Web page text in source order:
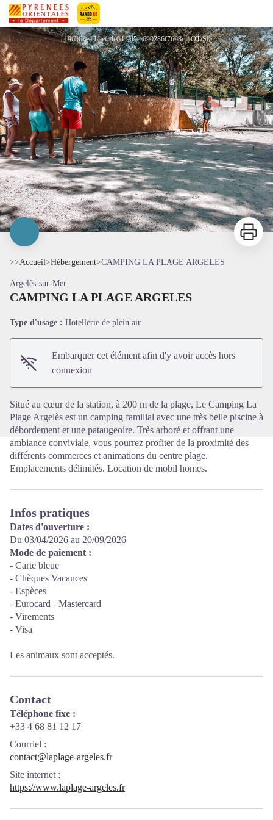
Pyrénées-Orientales Le Département
CAMPING LA PLAGE ARGELES
196b68ea-bbef-4e0d-9d5e-690286f7668c - OT/SI
Voir l'image en plein écran
Imprimer
>>Accueil>Hébergement>CAMPING LA PLAGE ARGELES
Argelès-sur-Mer
CAMPING LA PLAGE ARGELES
Type d'usage : Hotellerie de plein air
Embarquer cet élément afin d'y avoir accès hors
connexion
Situé au cœur de la station, à 200 m de la plage, Le Camping La
Plage Argelès est un camping familial avec une très belle piscine à
débordement et une pataugeoire. Très arboré et offrant une
ambiance conviviale, vous pourrez profiter de la proximité des
différents commerces et animations du centre plage.
Emplacements délimités. Location de mobil homes.
Infos pratiques
Dates d'ouverture :
Du 03/04/2026 au 20/09/2026
Mode de paiement :
- Carte bleue
- Chèques Vacances
- Espèces
- Eurocard - Mastercard
- Virements
- Visa
Les animaux sont acceptés.
Contact
Téléphone fixe :
+33 4 68 81 12 17
Courriel :
contact@laplage-argeles.fr
Site internet :
https://www.laplage-argeles.fr